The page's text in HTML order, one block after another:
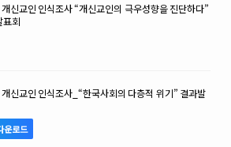
신교인 인식조사 “개신교인의 극우성향을 진단하다”
표회
신교인 인식조사_“한국사회의 다층적 위기” 결과발
운로드